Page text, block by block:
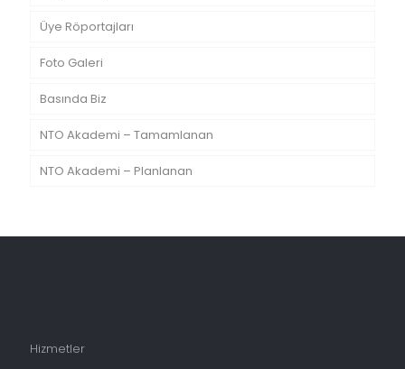
Üye Röportajları
Foto Galeri
Basında Biz
NTO Akademi – Tamamlanan
NTO Akademi – Planlanan
Hizmetler